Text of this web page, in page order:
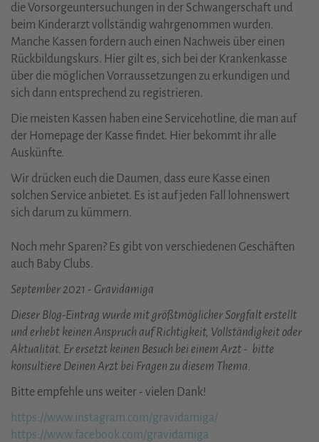
die Vorsorgeuntersuchungen in der Schwangerschaft und
beim Kinderarzt vollständig wahrgenommen wurden.
Manche Kassen fordern auch einen Nachweis über einen
Rückbildungskurs. Hier gilt es, sich bei der Krankenkasse
über die möglichen Vorraussetzungen zu erkundigen und
sich dann entsprechend zu registrieren.
Die meisten Kassen haben eine Servicehotline, die man auf
der Homepage der Kasse findet. Hier bekommt ihr alle
Auskünfte.
Wir drücken euch die Daumen, dass eure Kasse einen
solchen Service anbietet. Es ist auf jeden Fall lohnenswert
sich darum zu kümmern.
Noch mehr Sparen? Es gibt von verschiedenen Geschäften
auch Baby Clubs.
September 2021 - Gravidamiga
Dieser Blog-Eintrag wurde mit größtmöglicher Sorgfalt erstellt
und erhebt keinen Anspruch auf Richtigkeit, Vollständigkeit oder
Aktualität. Er ersetzt keinen Besuch bei einem Arzt - bitte
konsultiere Deinen Arzt bei Fragen zu diesem Thema.
Bitte empfehle uns weiter - vielen Dank!
https://www.instagram.com/gravidamiga/
https://www.facebook.com/gravidamiga